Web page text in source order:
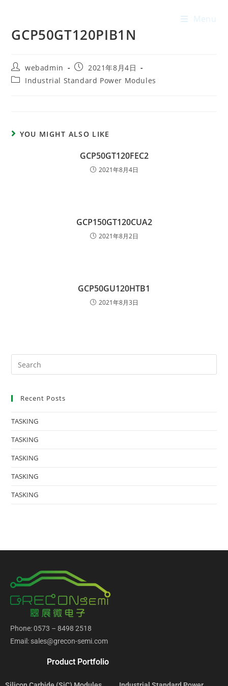
Menu
GCP50GT120PIB1N
webadmin
2021年8月4日
Industrial Standard Power Modules
YOU MIGHT ALSO LIKE
GCP50GT120FEC2
2021年8月4日
GCP150GT120CUA2
2021年8月2日
GCP50GU120HTB1
2021年8月3日
Recent Posts
TASKING
TASKING
TASKING
TASKING
TASKING
Phone: 0573 – 8498 2518
Email: sales@grecon-semi.com
Product Portfolio